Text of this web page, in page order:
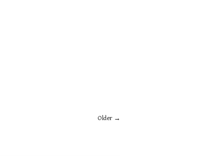
Older